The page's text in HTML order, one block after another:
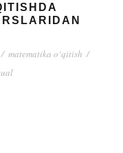
/ matematika o‘qitish /